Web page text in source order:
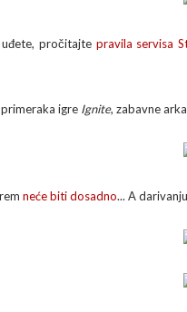
pročitajte pravila servisa
igre Ignite, zabavne
neće biti dosadno... A